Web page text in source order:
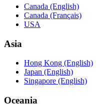
Canada (English)
Canada (Français)
USA
Asia
Hong Kong (English)
Japan (English)
Singapore (English)
Oceania